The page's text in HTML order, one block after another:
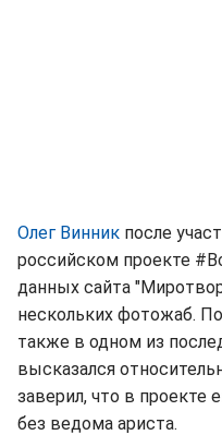
Олег Винник после
российском проекте
данных сайта
нескольких фотожаб.
также в одном из
высказался
заверил, что в проекте
без ведома ариста.